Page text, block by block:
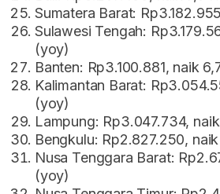
Sumatera Barat:
Sulawesi Tengah:
(yoy)
Banten: Rp3.100.881, naik
Kalimantan Barat:
(yoy)
Lampung: Rp3.047.734,
Bengkulu: Rp2.827.250,
Nusa Tenggara Barat:
(yoy)